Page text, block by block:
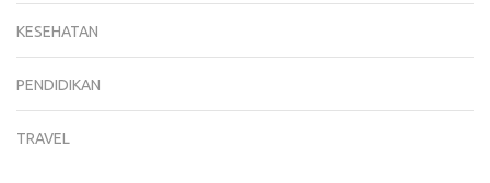
KESEHATAN
PENDIDIKAN
TRAVEL